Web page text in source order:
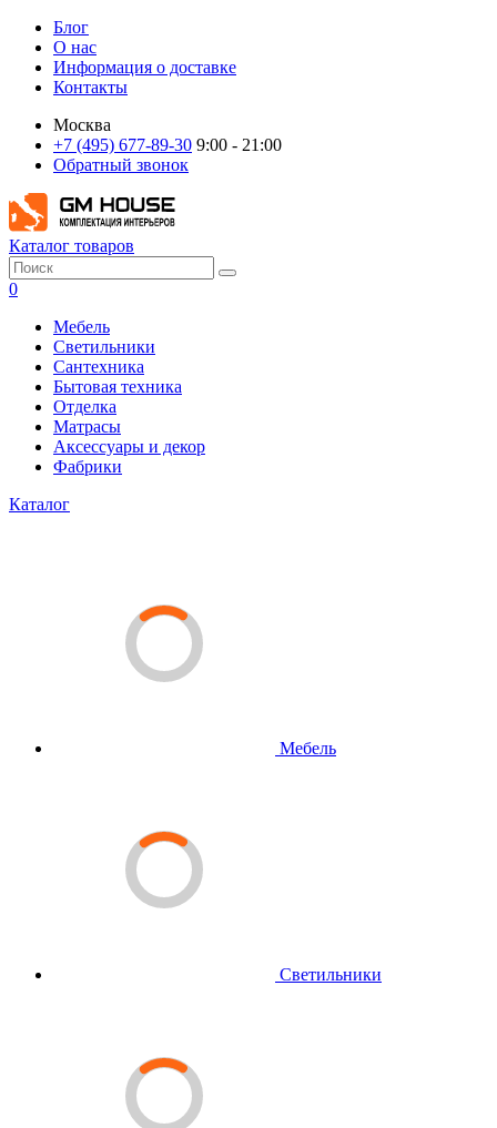
Блог
О нас
Информация о доставке
Контакты
Москва
+7 (495) 677-89-30 9:00 - 21:00
Обратный звонок
Каталог товаров
0
Мебель
Светильники
Сантехника
Бытовая техника
Отделка
Матрасы
Аксессуары и декор
Фабрики
Каталог
Мебель
Светильники